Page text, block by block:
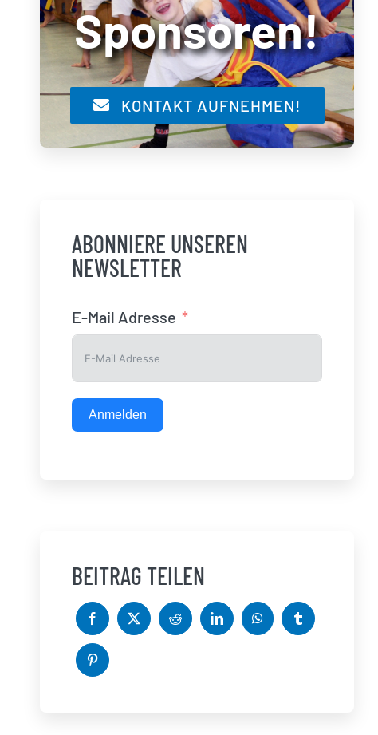
Sponsoren!
KONTAKT AUFNEHMEN!
ABONNIERE UNSEREN
NEWSLETTER
E-Mail Adresse
Anmelden
BEITRAG TEILEN